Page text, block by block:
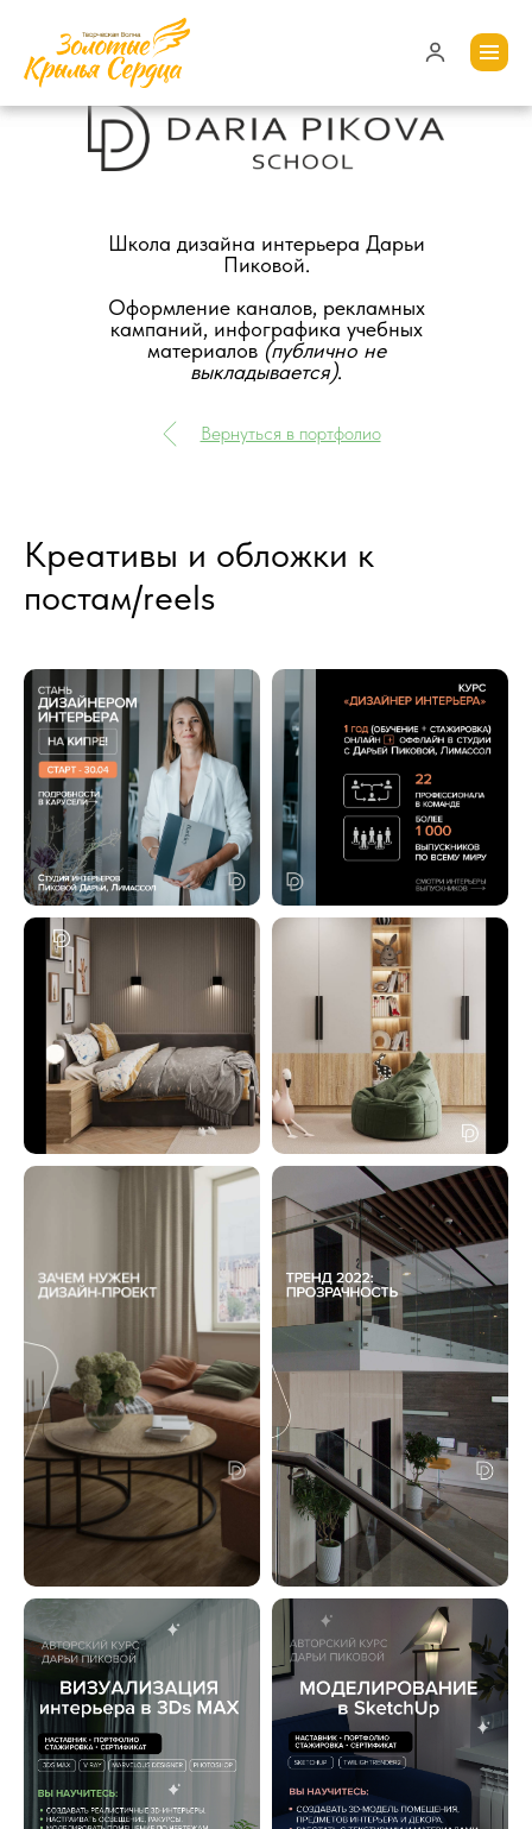
Школа дизайна интерьера Дарьи
Пиковой.
Оформление каналов, рекламных
кампаний, инфографика учебных
материалов (публично не
выкладывается).
Вернуться в портфолио
Креативы и обложки к
постам/reels